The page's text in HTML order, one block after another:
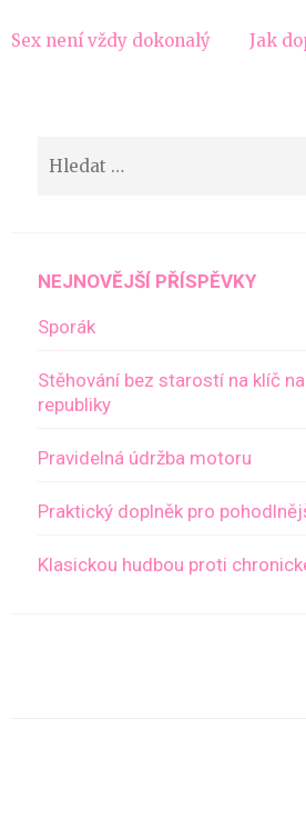
Navigace
Sex není vždy dokonalý
Jak
NEJNOVĚJŠÍ PŘÍSPĚVKY
Sporák
Stěhování bez starostí na klíč
republiky
Pravidelná údržba motoru
Praktický doplněk pro
Klasickou hudbou proti